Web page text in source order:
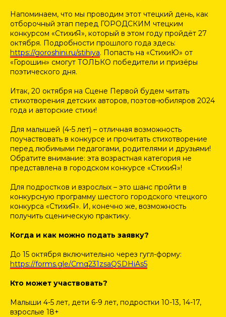
Напоминаем, что мы проводим этот чтецкий день, как
отборочный этап перед ГОРОДСКИМ чтецким
конкурсом «СтихиЯ», который в этом году пройдёт 27
октября. Подробности прошлого года здесь:
https://goroshini.ru/stihiya. Попасть на «СтихиЮ» от
«Горошин» смогут ТОЛЬКО победители и призёры
поэтического дня.
Итак, 20 октября на Сцене Первой будем читать
стихотворения детских авторов, поэтов-юбиляров 2024
года и авторские стихи!
Для малышей (4-5 лет) – отличная возможность
поучаствовать в конкурсе и прочитать стихотворение
перед любимыми педагогами, родителями и друзьями!
Обратите внимание: эта возрастная категория не
представлена в городском конкурсе «СтихиЯ»!
Для подростков и взрослых – это шанс пройти в
конкурсную программу шестого городского чтецкого
конкурса «СтихиЯ». И, конечно же, возможность
получить сценическую практику.
Когда и как можно подать заявку?
До 15 октября включительно через гугл-форму:
https://forms.gle/Cmq231zsaQSDHiAs5
Кто может участвовать?
Малыши 4-5 лет, дети 6-9 лет, подростки 10-13, 14-17,
взрослые 18+